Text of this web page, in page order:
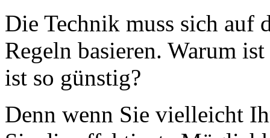
Die Technik muss sich auf
Regeln basieren. Warum
ist so günstig?
Denn wenn Sie vielleicht